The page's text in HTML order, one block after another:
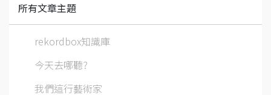
所有文章主題
rekordbox知識庫
今天去哪聽?
我們這行藝術家